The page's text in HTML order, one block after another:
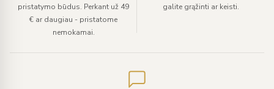
pristatymo būdus. Perkant už 49
€ ar daugiau - pristatome
nemokamai.
galite grąžinti ar keisti.